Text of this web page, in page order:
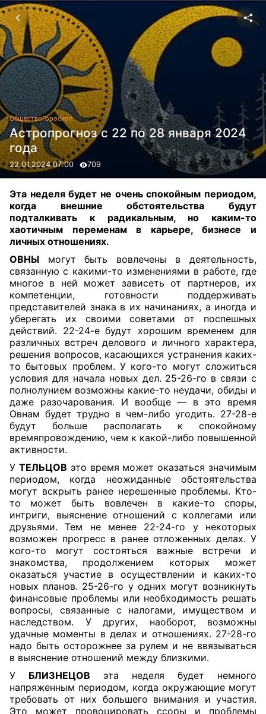
ОбществоГороскоп
Астропрогноз с 22 по 28 января 2024
года
22.01.2024 07:00 709
Эта неделя будет не очень спокойным периодом,
когда внешние обстоятельства будут
подталкивать к радикальным, но каким-то
хаотичным переменам в карьере, бизнесе и
личных отношениях.
ОВНЫ могут быть вовлечены в деятельность,
связанную с какими-то изменениями в работе, где
многое в ней может зависеть от партнеров, их
компетенции, готовности поддерживать
представителей знака в их начинаниях, а иногда и
уберегать их своими советами от поспешных
действий. 22-24-е будут хорошим временем для
различных встреч делового и личного характера,
решения вопросов, касающихся устранения каких-
то бытовых проблем. У кого-то могут сложиться
условия для начала новых дел. 25-26-го в связи с
полнолунием возможны какие-то неудачи, обиды и
даже разочарования. И вообще — в это время
Овнам будет трудно в чем-либо угодить. 27-28-е
будут больше располагать к спокойному
времяпровождению, чем к какой-либо повышенной
активности.
У ТЕЛЬЦОВ это время может оказаться значимым
периодом, когда неожиданные обстоятельства
могут вскрыть ранее нерешенные проблемы. Кто-
то может быть вовлечен в какие-то споры,
интриги, выяснение отношений с коллегами или
друзьями. Тем не менее 22-24-го у некоторых
возможен прогресс в ранее отложенных делах. У
кого-то могут состояться важные встречи и
знакомства, продолжением которых может
оказаться участие в осуществлении и каких-то
новых планов. 25-26-го у одних могут возникнуть
финансовые проблемы или необходимость решать
вопросы, связанные с налогами, имуществом и
наследством. У других, наоборот, возможны
удачные моменты в делах и отношениях. 27-28-го
надо быть осторожнее за рулем и не ввязываться
в выяснение отношений между близкими.
У БЛИЗНЕЦОВ эта неделя будет немного
напряженным периодом, когда окружающие могут
требовать от них большего внимания и участия.
Это может провоцировать ссоры и проблемы